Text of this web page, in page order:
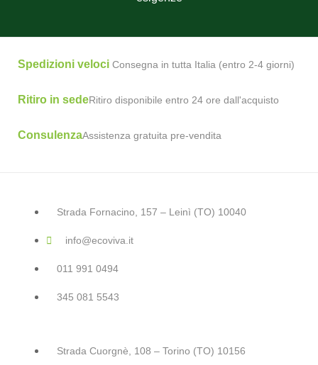
Spedizioni veloci Consegna in tutta Italia (entro 2-4 giorni)
Ritiro in sedeRitiro disponibile entro 24 ore dall'acquisto
ConsulenzaAssistenza gratuita pre-vendita
Strada Fornacino, 157 – Leinì (TO) 10040
info@ecoviva.it
011 991 0494
345 081 5543
Strada Cuorgnè, 108 – Torino (TO) 10156